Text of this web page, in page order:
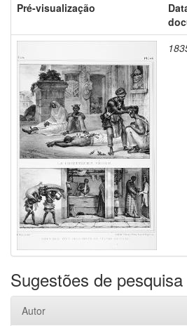
Pré-visualização
Sugestões de pesquisa
Autor